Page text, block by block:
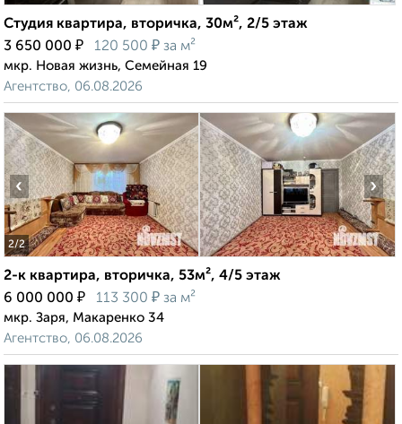
Студия квартира, вторичка, 30м², 2/5 этаж
3 650 000 ₽ 120 500 ₽ за м²
мкр. Новая жизнь, Семейная 19
Агентство, 06.08.2026
2/2
‹ ›
2-к квартира, вторичка, 53м², 4/5 этаж
6 000 000 ₽ 113 300 ₽ за м²
мкр. Заря, Макаренко 34
Агентство, 06.08.2026